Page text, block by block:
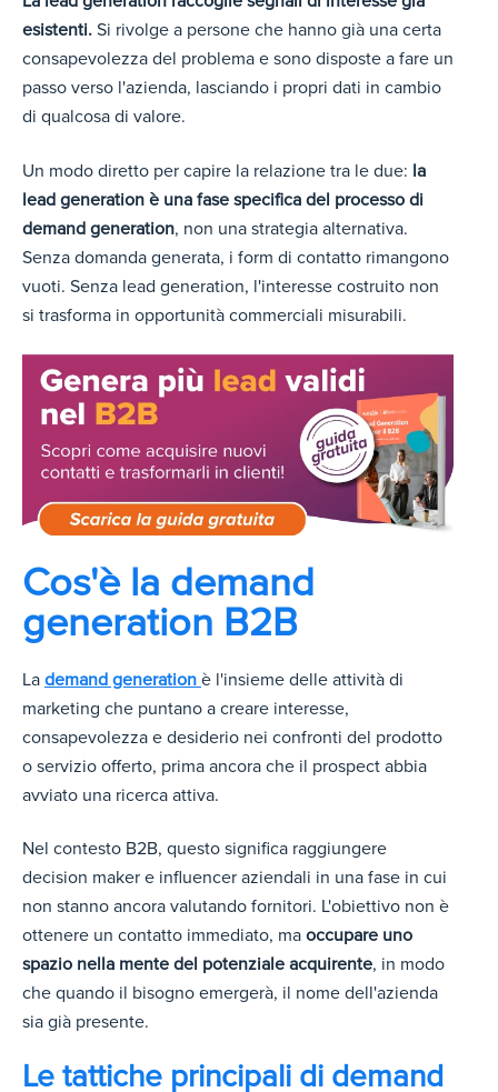
esistenti. Si rivolge a persone che hanno già una certa
consapevolezza del problema e sono disposte a fare un
passo verso l'azienda, lasciando i propri dati in cambio
di qualcosa di valore.
Un modo diretto per capire la relazione tra le due: la
lead generation è una fase specifica del processo di
demand generation, non una strategia alternativa.
Senza domanda generata, i form di contatto rimangono
vuoti. Senza lead generation, l'interesse costruito non
si trasforma in opportunità commerciali misurabili.
Cos'è la demand
generation B2B
La demand generation è l'insieme delle attività di
marketing che puntano a creare interesse,
consapevolezza e desiderio nei confronti del prodotto
o servizio offerto, prima ancora che il prospect abbia
avviato una ricerca attiva.
Nel contesto B2B, questo significa raggiungere
decision maker e influencer aziendali in una fase in cui
non stanno ancora valutando fornitori. L'obiettivo non è
ottenere un contatto immediato, ma occupare uno
spazio nella mente del potenziale acquirente, in modo
che quando il bisogno emergerà, il nome dell'azienda
sia già presente.
Le tattiche principali di demand